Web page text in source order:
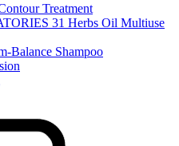
Treatment
31 Herbs Oil Multiuse
Balance Shampoo